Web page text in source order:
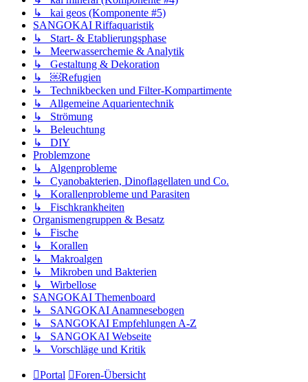
↳ kai geos (Komponente #5)
SANGOKAI Riffaquaristik
↳ Start- & Etablierungsphase
↳ Meerwasserchemie & Analytik
↳ Gestaltung & Dekoration
↳ ￼Refugien
↳ Technikbecken und Filter-Kompartimente
↳ Allgemeine Aquarientechnik
↳ Strömung
↳ Beleuchtung
↳ DIY
Problemzone
↳ Algenprobleme
↳ Cyanobakterien, Dinoflagellaten und Co.
↳ Korallenprobleme und Parasiten
↳ Fischkrankheiten
Organismengruppen & Besatz
↳ Fische
↳ Korallen
↳ Makroalgen
↳ Mikroben und Bakterien
↳ Wirbellose
SANGOKAI Themenboard
↳ SANGOKAI Anamnesebogen
↳ SANGOKAI Empfehlungen A-Z
↳ SANGOKAI Webseite
↳ Vorschläge und Kritik
Portal
Foren-Übersicht